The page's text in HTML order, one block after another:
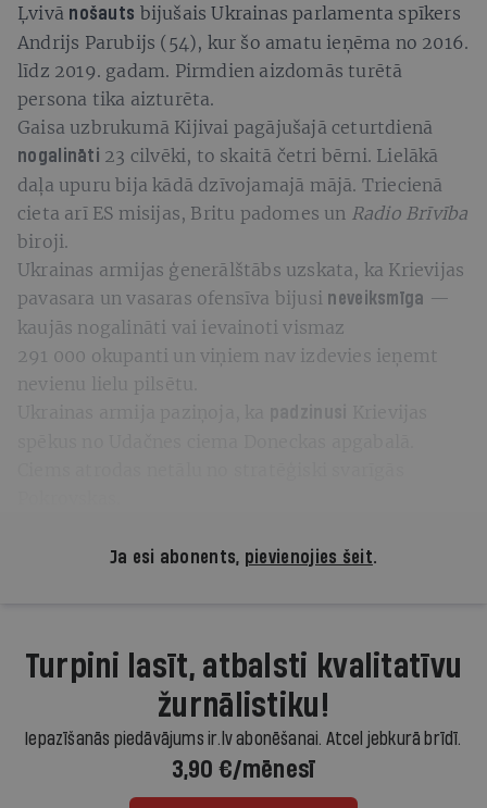
Ļvivā nošauts bijušais Ukrainas parlamenta spīkers
Andrijs Parubijs (54), kur šo amatu ieņēma no 2016.
līdz 2019. gadam. Pirmdien aizdomās turētā
persona tika aizturēta.
Gaisa uzbrukumā Kijivai pagājušajā ceturtdienā
nogalināti 23 cilvēki, to skaitā četri bērni. Lielākā
daļa upuru bija kādā dzīvojamajā mājā. Triecienā
cieta arī ES misijas, Britu padomes un Radio Brīvība
biroji.
Ukrainas armijas ģenerālštābs uzskata, ka Krievijas
pavasara un vasaras ofensīva bijusi neveiksmīga —
kaujās nogalināti vai ievainoti vismaz
291 000 okupanti un viņiem nav izdevies ieņemt
nevienu lielu pilsētu.
Ja esi abonents, pievienojies šeit.
Turpini lasīt, atbalsti kvalitatīvu
žurnālistiku!
Iepazīšanās piedāvājums ir.lv abonēšanai. Atcel jebkurā brīdī.
3,90 €/mēnesī